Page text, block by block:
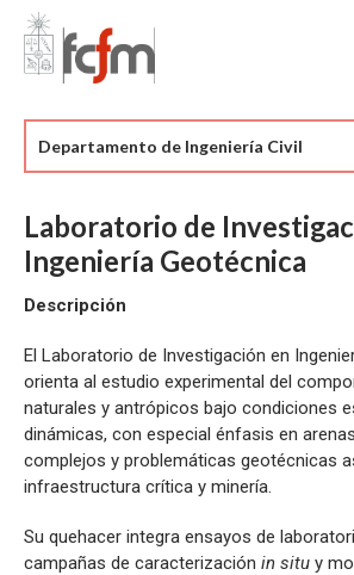
Estudiantes
Académicas/os
Departamento de Ingeniería Civil
Laboratorio de
Ingeniería Geotécnica
Descripción
El Laboratorio de Investigación en
orienta al estudio experimental del
naturales y antrópicos bajo condiciones
dinámicas, con especial énfasis en
complejos y problemáticas geotécnicas
infraestructura crítica y minería.
Su quehacer integra ensayos de
campañas de caracterización in situ y